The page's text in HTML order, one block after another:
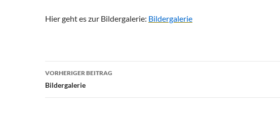
Hier geht es zur Bildergalerie: Bildergalerie
Beitragsnavigation
VORHERIGER BEITRAG
Bildergalerie